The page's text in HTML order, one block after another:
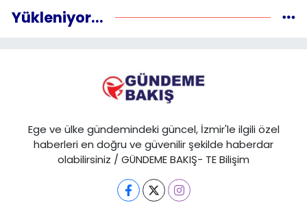
Yükleniyor...
Ege ve ülke gündemindeki güncel, İzmir'le ilgili özel
haberleri en doğru ve güvenilir şekilde haberdar
olabilirsiniz / GÜNDEME BAKIŞ- TE Bilişim